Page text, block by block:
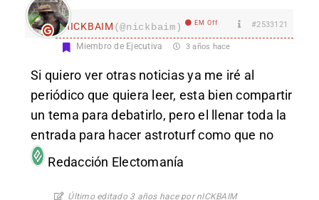
nICKBAIM (@nickbaim) EM Off #2533121
Miembro de Ejecutiva 3 años hace
Si quiero ver otras noticias ya me iré al
periódico que quiera leer, esta bien compartir
un tema para debatirlo, pero el llenar toda la
entrada para hacer astroturf como que no
Redacción Electomanía
Último editado 3 años hace por nICKBAIM